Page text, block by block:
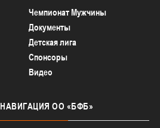
Чемпионат Мужчины
Документы
Детская лига
Спонсоры
Видео
НАВИГАЦИЯ ОО «БФБ»